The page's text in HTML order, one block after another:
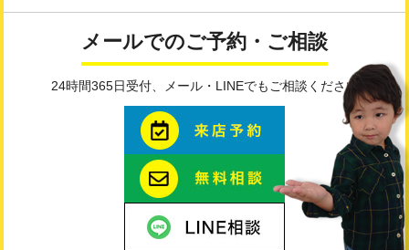
メールでのご予約・ご相談
24時間365日受付、メール・LINEでもご相談ください